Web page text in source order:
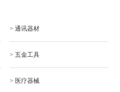
> 通讯器材
> 五金工具
> 医疗器械